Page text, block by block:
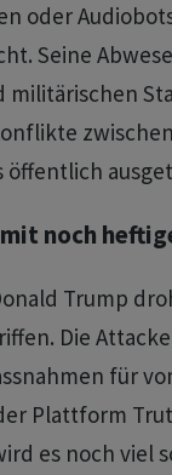
oder
Seine
militärischen
noch
Trump
Die
für
Plattform
es noch viel